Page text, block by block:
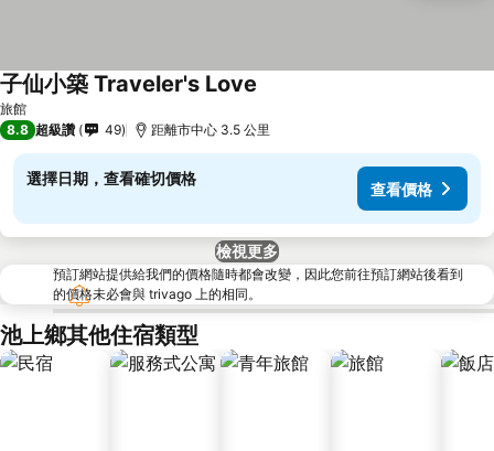
旅館
子仙小築 Traveler's Love
8.8 超級讚 49 距離市中心 3.5 公里
選擇日期，查看確切價格
查看價格
檢視更多
預訂網站提供給我們的價格隨時都會改變，因此您前往預訂網站後看到
的價格未必會與 trivago 上的相同。
池上鄉其他住宿類型